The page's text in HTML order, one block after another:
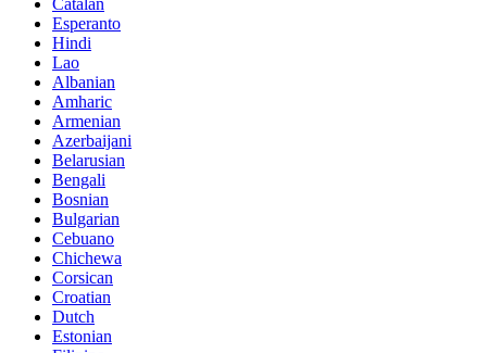
Catalan
Esperanto
Hindi
Lao
Albanian
Amharic
Armenian
Azerbaijani
Belarusian
Bengali
Bosnian
Bulgarian
Cebuano
Chichewa
Corsican
Croatian
Dutch
Estonian